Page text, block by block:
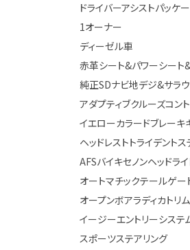
ドライバーアシストパッケ
1オーナー
ディーゼル車
赤革シート&パワーシート
純正SDナビ地デジ&サラ
アダプティブクルーズコン
イエローカラードブレーキ
ヘッドレストトライデントス
AFSバイキセノンヘッドライ
オートマチックテールゲー
オープンボアラディカトリム
イージーエントリーシステ
スポーツステアリング